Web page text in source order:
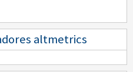
altmetrics